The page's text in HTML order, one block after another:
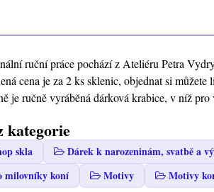
ruční práce pochází z Ateliéru Petra
cena je za 2 ks sklenic, objednat si můžete
je ručně vyráběná dárková krabice, v níž pro
kategorie
skla Dárek k narozeninám, svatbě a
milovníky koní
Motivy Motivy